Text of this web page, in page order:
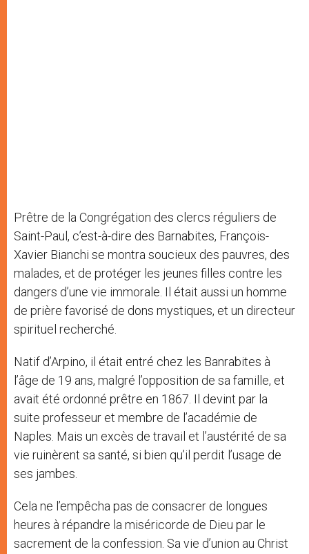
Prêtre de la Congrégation des clercs réguliers de
Saint-Paul, c’est-à-dire des Barnabites, François-
Xavier Bianchi se montra soucieux des pauvres, des
malades, et de protéger les jeunes filles contre les
dangers d’une vie immorale. Il était aussi un homme
de prière favorisé de dons mystiques, et un directeur
spirituel recherché.
Natif d’Arpino, il était entré chez les Banrabites à
l’âge de 19 ans, malgré l’opposition de sa famille, et
avait été ordonné prêtre en 1867. Il devint par la
suite professeur et membre de l’académie de
Naples. Mais un excès de travail et l’austérité de sa
vie ruinèrent sa santé, si bien qu’il perdit l’usage de
ses jambes.
Cela ne l’empêcha pas de consacrer de longues
heures à répandre la miséricorde de Dieu par le
sacrement de la confession. Sa vie d’union au Christ